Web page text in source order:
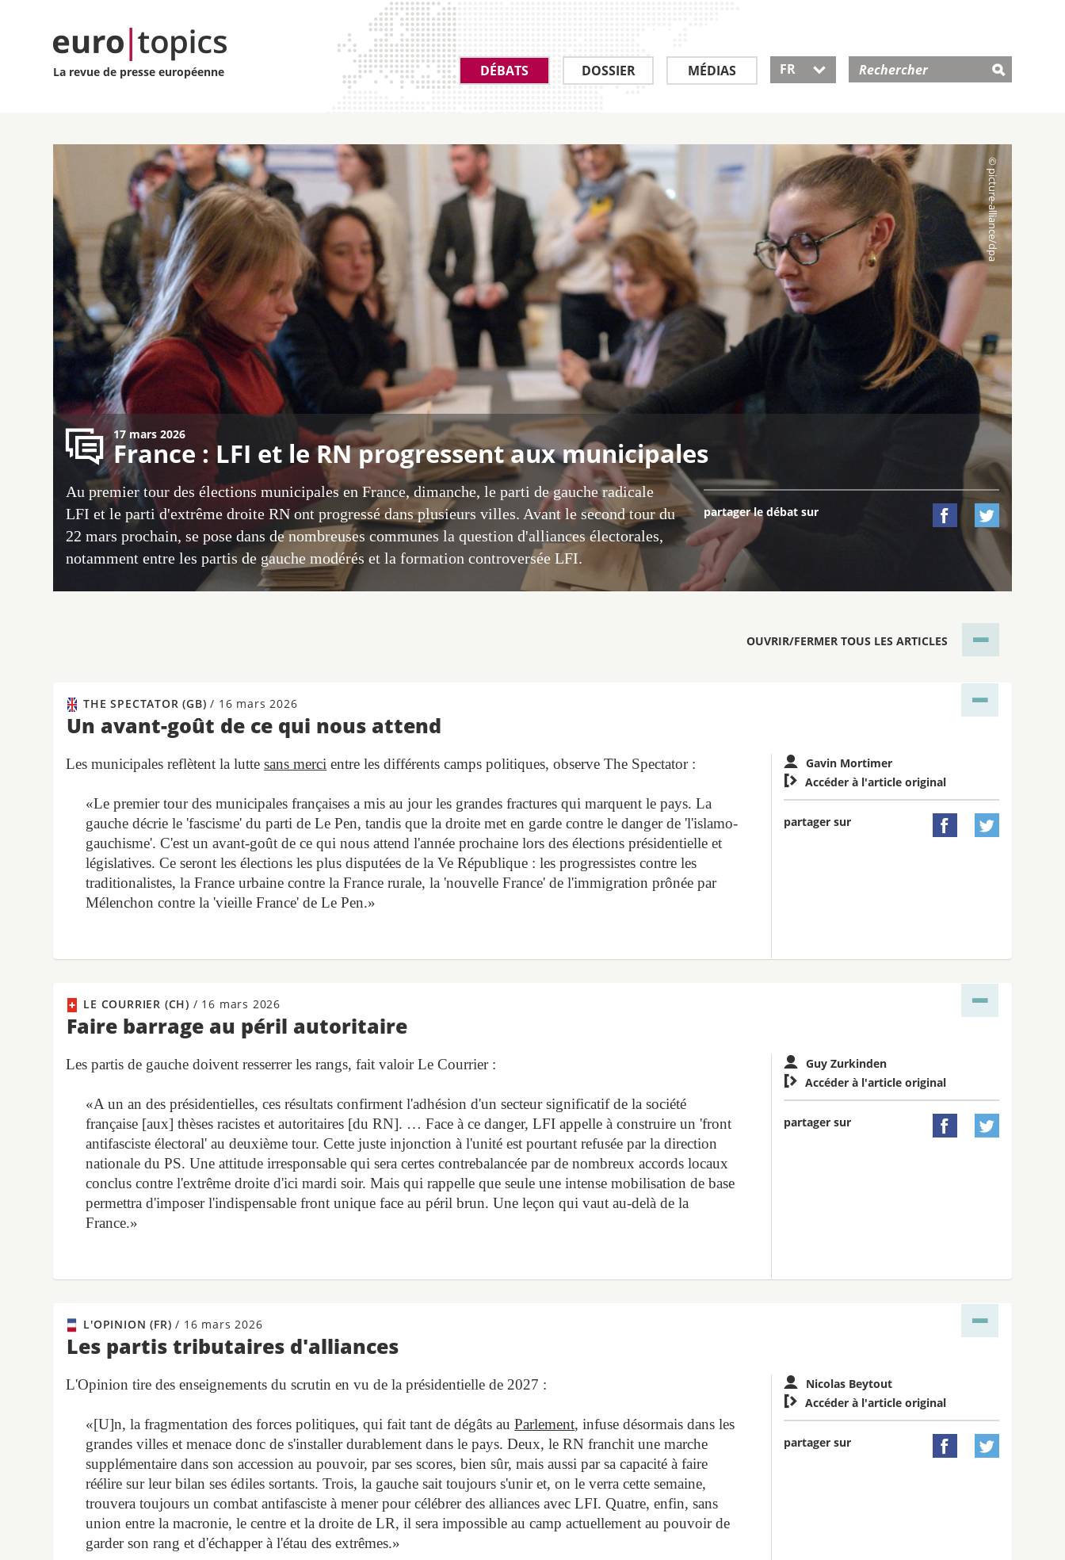
La revue de presse européenne DÉBATS DOSSIER MÉDIAS FR 
17 mars 2026
France : LFI et le RN progressent aux municipales
Au premier tour des élections municipales en France, dimanche, le parti de gauche radicale
LFI et le parti d'extrême droite RN ont progressé dans plusieurs villes. Avant le second tour du
22 mars prochain, se pose dans de nombreuses communes la question d'alliances électorales,
notamment entre les partis de gauche modérés et la formation controversée LFI.
partager le débat sur  
OUVRIR/FERMER TOUS LES ARTICLES
THE SPECTATOR (GB)/ 16 mars 2026
Un avant-goût de ce qui nous attend
Les municipales reflètent la luttesans merci entre les différents camps politiques, observe The Spectator :
«Le premier tour des municipales françaises a mis au jour les grandes fractures qui marquent le pays. La
gauche décrie le 'fascisme' du parti de Le Pen, tandis que la droite met en garde contre le danger de 'l'islamo-
gauchisme'. C'est un avant-goût de ce qui nous attend l'année prochaine lors des élections présidentielle et
législatives. Ce seront les élections les plus disputées de la Ve République : les progressistes contre les
traditionalistes, la France urbaine contre la France rurale, la 'nouvelle France' de l'immigration prônée par
Mélenchon contre la 'vieille France' de Le Pen.»
Gavin Mortimer
 Accéder à l'article original
partager sur  
LE COURRIER (CH) / 16 mars 2026
Faire barrage au péril autoritaire
Les partis de gauche doivent resserrer les rangs, fait valoir Le Courrier :
«A un an des présidentielles, ces résultats confirment l'adhésion d'un secteur significatif de la société
française [aux] thèses racistes et autoritaires [du RN]. … Face à ce danger, LFI appelle à construire un 'front
antifasciste électoral' au deuxième tour. Cette juste injonction à l'unité est pourtant refusée par la direction
nationale du PS. Une attitude irresponsable qui sera certes contrebalancée par de nombreux accords locaux
conclus contre l'extrême droite d'ici mardi soir. Mais qui rappelle que seule une intense mobilisation de base
permettra d'imposer l'indispensable front unique face au péril brun. Une leçon qui vaut au-delà de la
France.»
Guy Zurkinden
 Accéder à l'article original
partager sur  
L'OPINION (FR)/ 16 mars 2026
Les partis tributaires d'alliances
L'Opinion tire des enseignements du scrutin en vu de la présidentielle de 2027 :
«[U]n, la fragmentation des forces politiques, qui fait tant de dégâts auParlement, infuse désormais dans les
grandes villes et menace donc de s'installer durablement dans le pays. Deux, le RN franchit une marche
supplémentaire dans son accession au pouvoir, par ses scores, bien sûr, mais aussi par sa capacité à faire
réélire sur leur bilan ses édiles sortants. Trois, la gauche sait toujours s'unir et, on le verra cette semaine,
trouvera toujours un combat antifasciste à mener pour célébrer des alliances avec LFI. Quatre, enfin, sans
union entre la macronie, le centre et la droite de LR, il sera impossible au camp actuellement au pouvoir de
garder son rang et d'échapper à l'étau des extrêmes.»
Nicolas Beytout
 Accéder à l'article original
partager sur  